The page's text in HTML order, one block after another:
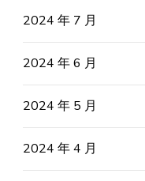
2024 年 7 月
2024 年 6 月
2024 年 5 月
2024 年 4 月